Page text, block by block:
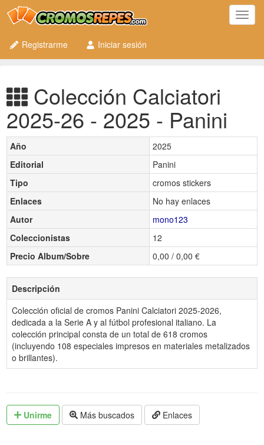
Registrarme
Iniciar sesión
Colección Calciatori
2025-26 - 2025 - Panini
Año
2025
Editorial
Panini
Tipo
cromos stickers
Enlaces
No hay enlaces
Autor
mono123
Coleccionistas
12
Precio Album/Sobre
0,00 / 0,00 €
Descripción
Colección oficial de cromos Panini Calciatori 2025-2026,
dedicada a la Serie A y al fútbol profesional italiano. La
colección principal consta de un total de 618 cromos
(incluyendo 108 especiales impresos en materiales metalizados
o brillantes).
Unirme Más buscados Enlaces